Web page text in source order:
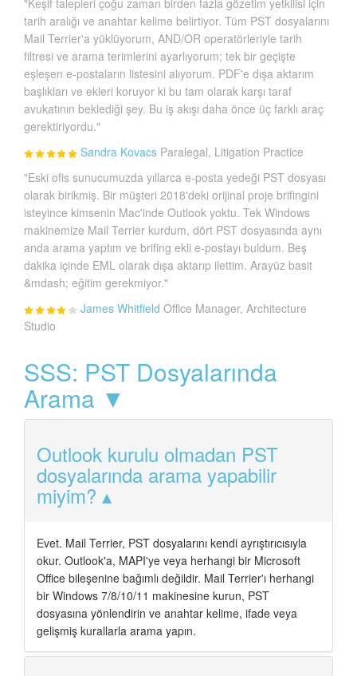
"Keşif talepleri çoğu zaman birden fazla gözetim yetkilisi için
tarih aralığı ve anahtar kelime belirtiyor. Tüm PST dosyalarını
Mail Terrier'a yüklüyorum, AND/OR operatörleriyle tarih
filtresi ve arama terimlerini ayarlıyorum; tek bir geçişte
eşleşen e-postaların listesini alıyorum. PDF'e dışa aktarım
başlıkları ve ekleri koruyor ki bu tam olarak karşı taraf
avukatının beklediği şey. Bu iş akışı daha önce üç farklı araç
gerektiriyordu."
Sandra Kovacs Paralegal, Litigation Practice
"Eski ofis sunucumuzda yıllarca e-posta yedeği PST dosyası
olarak birikmiş. Bir müşteri 2018'deki orijinal proje brifingini
isteyince kimsenin Mac'inde Outlook yoktu. Tek Windows
makinemize Mail Terrier kurdum, dört PST dosyasında aynı
anda arama yaptım ve brifing ekli e-postayı buldum. Beş
dakika içinde EML olarak dışa aktarıp ilettim. Arayüz basit
&mdash; eğitim gerekmiyor."
James Whitfield Office Manager, Architecture
Studio
SSS: PST Dosyalarında
Arama ▼
Outlook kurulu olmadan PST
dosyalarında arama yapabilir
miyim?
Evet. Mail Terrier, PST dosyalarını kendi ayrıştırıcısıyla
okur. Outlook'a, MAPI'ye veya herhangi bir Microsoft
Office bileşenine bağımlı değildir. Mail Terrier'ı herhangi
bir Windows 7/8/10/11 makinesine kurun, PST
dosyasına yönlendirin ve anahtar kelime, ifade veya
gelişmiş kurallarla arama yapın.